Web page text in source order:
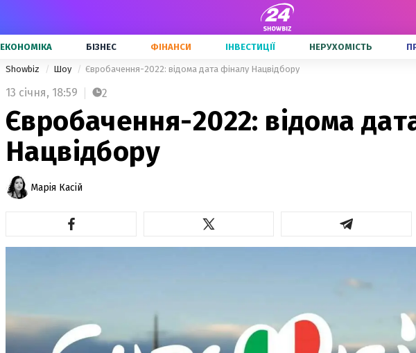
ЕКОНОМІКА БІЗНЕС ФІНАНСИ ІНВЕСТИЦІЇ НЕРУХОМІСТЬ
Showbiz Шоу Євробачення-2022: відома дата фіналу Нацвідбору
13 січня, 18:59 2
Євробачення-2022: відома
Нацвідбору
Марія Касій